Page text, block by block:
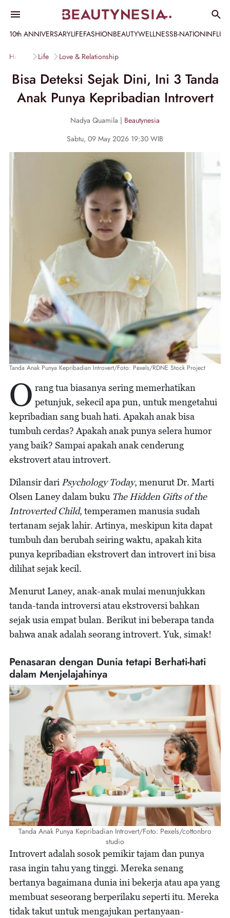
10th ANNIVERSARYLIFEFASHIONBEAUTYWELLNESSB-NATION
Home Life Love & Relationship
Bisa Deteksi Sejak Dini, Ini 3 Tanda
Anak Punya Kepribadian Introvert
Nadya Quamila | Beautynesia
Sabtu, 09 May 2026 19:30 WIB
Tanda Anak Punya Kepribadian Introvert/Foto: Pexels/RDNE Stock Project
O rang tua biasanya sering memerhatikan
petunjuk, sekecil apa pun, untuk mengetahui
kepribadian sang buah hati. Apakah anak bisa
tumbuh cerdas? Apakah anak punya selera humor
yang baik? Sampai apakah anak cenderung
ekstrovert atau introvert.
Dilansir dari Psychology Today, menurut Dr. Marti
Olsen Laney dalam buku The Hidden Gifts of the
Introverted Child, temperamen manusia sudah
tertanam sejak lahir. Artinya, meskipun kita dapat
tumbuh dan berubah seiring waktu, apakah kita
punya kepribadian ekstrovert dan introvert ini bisa
dilihat sejak kecil.
Menurut Laney, anak-anak mulai menunjukkan
tanda-tanda introversi atau ekstroversi bahkan
sejak usia empat bulan. Berikut ini beberapa tanda
bahwa anak adalah seorang introvert. Yuk, simak!
Penasaran dengan Dunia tetapi Berhati-hati
dalam Menjelajahinya
Tanda Anak Punya Kepribadian Introvert/Foto: Pexels/cottonbro
studio
Introvert adalah sosok pemikir tajam dan punya
rasa ingin tahu yang tinggi. Mereka senang
bertanya bagaimana dunia ini bekerja atau apa yang
membuat seseorang berperilaku seperti itu. Mereka
tidak takut untuk mengajukan pertanyaan-